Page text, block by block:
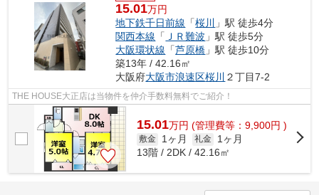
15.01万円
地下鉄千日前線 「桜川
」駅 徒歩4分
関西本線 「 ＪＲ難波 」駅 徒歩5分
大阪環状線 「芦原橋 」駅 徒歩10分
築13年 / 42.16㎡
大阪府大阪市浪速区桜川 ２丁目7-2
THE HOUSE大正店は当物件を仲介手数料無料でご紹介！
15.01万円 (管理費等：9,900円 )
敷金 1ヶ月 礼金
1ヶ月
13階 / 2DK / 42.16㎡